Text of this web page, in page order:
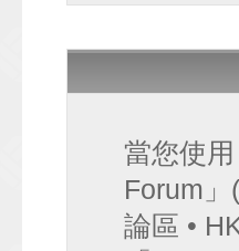
當您使
Forum
論區 •